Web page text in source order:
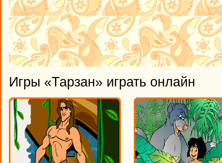
Игры «Тарзан» играть онлайн